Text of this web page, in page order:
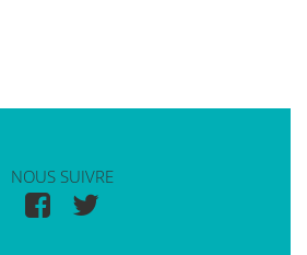
NOUS SUIVRE